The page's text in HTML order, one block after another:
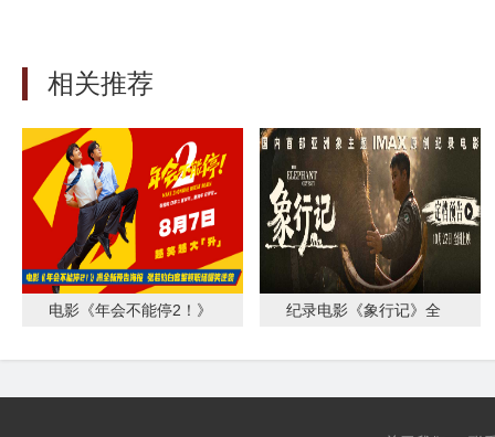
相关推荐
电影《年会不能停2！》
纪录电影《象行记》全